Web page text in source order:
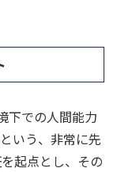
下での人間能力
いう、非常に先
起点とし、その